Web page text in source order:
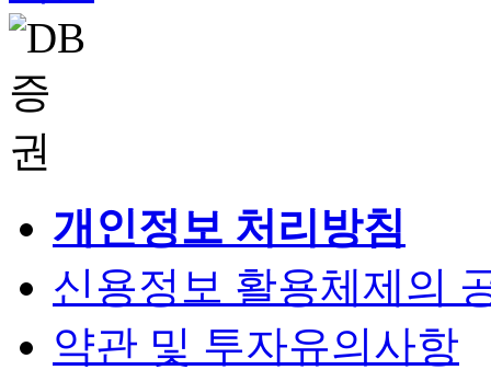
개인정보 처리방침
신용정보 활용체제의
약관 및 투자유의사항